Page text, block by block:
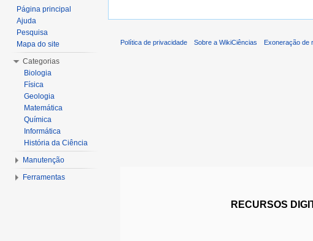
Página principal
Ajuda
Pesquisa
Mapa do site
Categorias
Biologia
Física
Geologia
Matemática
Química
Informática
História da Ciência
Manutenção
Ferramentas
Política de privacidade Sobre a WikiCiências Exoneração de
RECURSOS